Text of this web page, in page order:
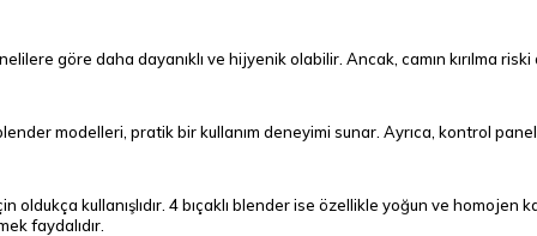
göre daha dayanıklı ve hijyenik olabilir. Ancak, camın kırılma
modelleri, pratik bir kullanım deneyimi sunar. Ayrıca, kontrol
oldukça kullanışlıdır. 4 bıçaklı blender ise özellikle yoğun ve homojen
faydalıdır.